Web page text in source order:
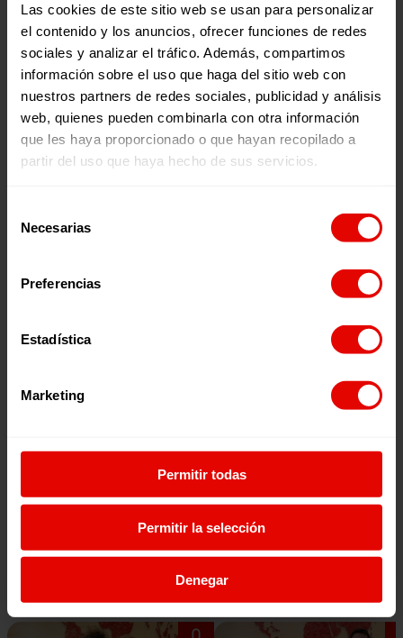
Las cookies de este sitio web se usan para personalizar
el contenido y los anuncios, ofrecer funciones de redes
sociales y analizar el tráfico. Además, compartimos
información sobre el uso que haga del sitio web con
nuestros partners de redes sociales, publicidad y análisis
web, quienes pueden combinarla con otra información
que les haya proporcionado o que hayan recopilado a
partir del uso que haya hecho de sus servicios.
Necesarias
Preferencias
Estadística
Marketing
Permitir todas
Permitir la selección
Denegar
Presentado por la escritora y periodista Julia Navarro,
‘Voces por una causa’es el podcast semanal de la ONG
Entreculturasque explora cuestiones sociales,
medioambientales y culturales a través de testimonios en
primera persona. Los programas se emiten todos los
jueves en nuestro canal de Youtube, enSpotify, enIvoox,
y en Apple Podcast.
Escúchalo en:
Episodios relacionados: